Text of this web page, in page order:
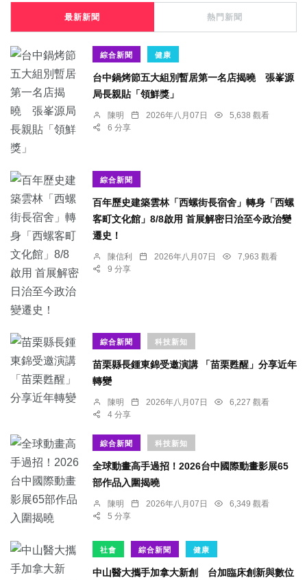
最新新聞 熱門新聞
綜合新聞 健康
台中鍋烤節五大組別暫居第一名店揭曉 張峯源
局長親貼「領鮮獎」
陳明 2026年八月07日
5,638 觀看
6 分享
綜合新聞
百年歷史建築雲林「西螺街長宿舍」轉身「西螺
客町文化館」8/8啟用 首展解密日治至今政治變
遷史！
陳信利 2026年八月07日
7,963 觀看
9 分享
綜合新聞 科技新知
苗栗縣長鍾東錦受邀演講 「苗栗甦醒」分享近年
轉變
陳明 2026年八月07日
6,227 觀看
4 分享
綜合新聞 科技新知
全球動畫高手過招！2026台中國際動畫影展65
部作品入圍揭曉
陳明 2026年八月07日
6,349 觀看
5 分享
社會 綜合新聞 健康
中山醫大攜手加拿大新創 台加臨床創新與數位